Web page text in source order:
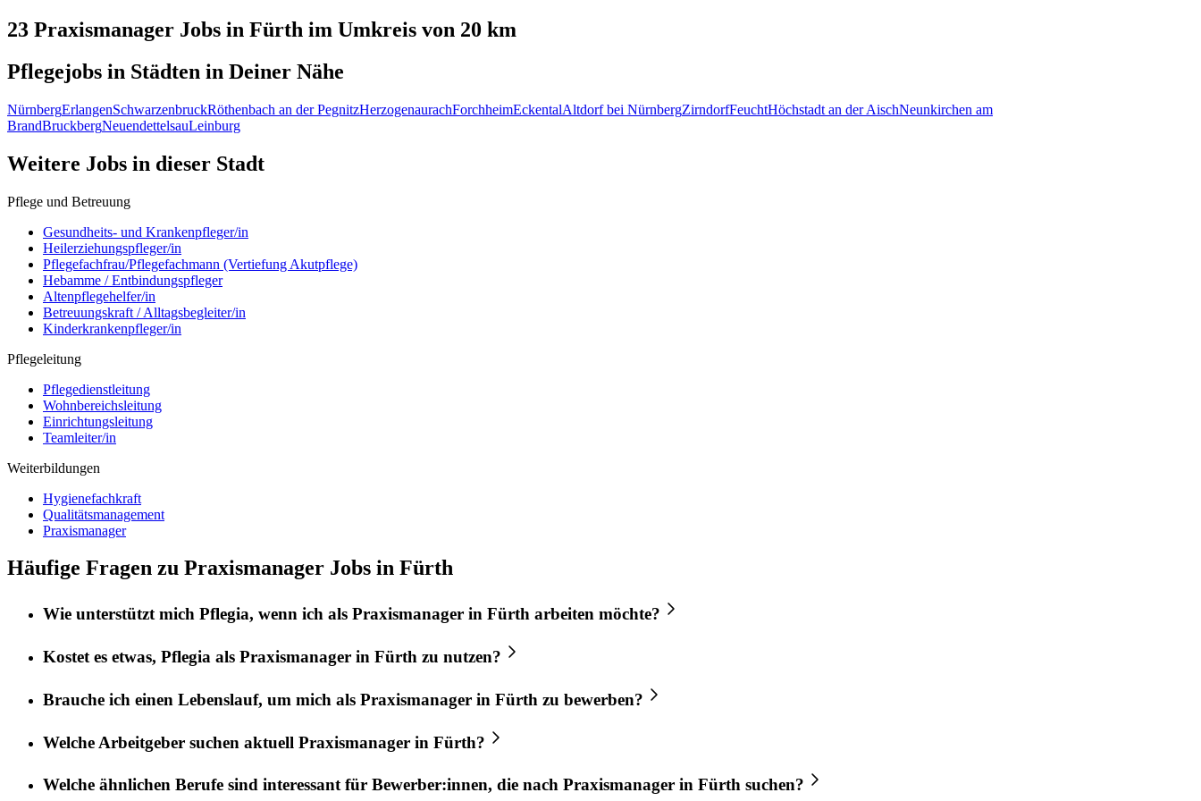
23 Praxismanager Jobs in Fürth im Umkreis von 20 km
Pflegejobs in Städten in Deiner Nähe
NürnbergErlangenSchwarzenbruckRöthenbach an der PegnitzHerzogenaurachForchheimEckentalAltdorf bei NürnbergZirndorfFeuchtHöchstadt an der AischNeunkirchen am
BrandBruckbergNeuendettelsauLeinburg
Weitere Jobs in dieser Stadt
Pflege und Betreuung
Gesundheits- und Krankenpfleger/in
Heilerziehungspfleger/in
Pflegefachfrau/Pflegefachmann (Vertiefung Akutpflege)
Hebamme / Entbindungspfleger
Altenpflegehelfer/in
Betreuungskraft / Alltagsbegleiter/in
Kinderkrankenpfleger/in
Pflegeleitung
Pflegedienstleitung
Wohnbereichsleitung
Einrichtungsleitung
Teamleiter/in
Weiterbildungen
Hygienefachkraft
Qualitätsmanagement
Praxismanager
Häufige Fragen zu Praxismanager Jobs in Fürth
Wie unterstützt mich Pflegia, wenn ich als Praxismanager in Fürth arbeiten möchte?
Kostet es etwas, Pflegia als Praxismanager in Fürth zu nutzen?
Brauche ich einen Lebenslauf, um mich als Praxismanager in Fürth zu bewerben?
Welche Arbeitgeber suchen aktuell Praxismanager in Fürth?
Welche ähnlichen Berufe sind interessant für Bewerber:innen, die nach Praxismanager in Fürth suchen?